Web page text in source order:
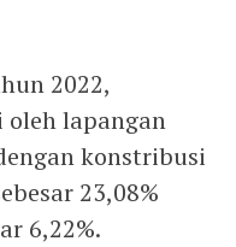
2022,
lapangan
konstribusi
23,08%
6,22%.